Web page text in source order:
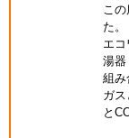
こ
た。
エ
湯器
組み
ガ
と